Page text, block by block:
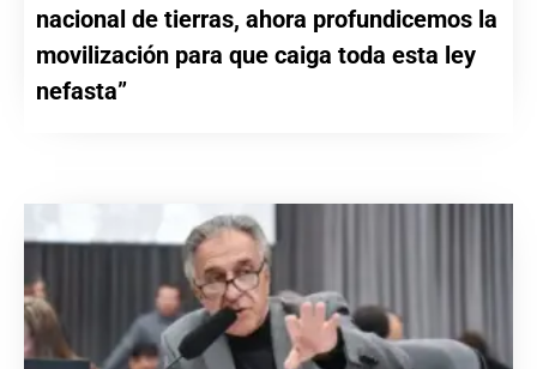
nacional de tierras, ahora profundicemos la
movilización para que caiga toda esta ley
nefasta”